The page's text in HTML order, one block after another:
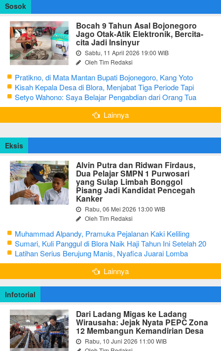
Sosok
Bocah 9 Tahun Asal Bojonegoro
Jago Otak-Atik Elektronik, Bercita-
cita Jadi Insinyur
Sabtu, 11 April 2026 19:00 WIB
Oleh Tim Redaksi
Pratikno, di Mata Mantan Bupati Bojonegoro, Kang Yoto
Kisah Kepala Desa di Blora, Menjabat Tiga Periode Tapi
Masih Hidup Sederhana
Setyo Wahono: Saya Belajar Pengabdian dari Orang Tua
Lainnya
Eksis
Alvin Putra dan Ridwan Firdaus,
Dua Pelajar SMPN 1 Purwosari
yang Sulap Limbah Bonggol
Pisang Jadi Kandidat Pencegah
Kanker
Rabu, 06 Mei 2026 13:00 WIB
Oleh Tim Redaksi
Muhammad Alpandy, Pramuka Pejalanan Kaki Keliling
Nusantara dengan Misi Literasi Budaya
Sumari, Kuli Panggul di Blora Naik Haji Tahun Ini Setelah 20
Tahun Sisihkan Uang Receh
Latihan Serius Berujung Manis, Nyafica Juarai Lomba
Bertutur tentang Nilai Hidup Orang Samin
Lainnya
Infotorial
Dari Ladang Migas ke Ladang
Wirausaha: Jejak Nyata PEPC Zona
12 Membangun Kemandirian Desa
Rabu, 10 Juni 2026 11:00 WIB